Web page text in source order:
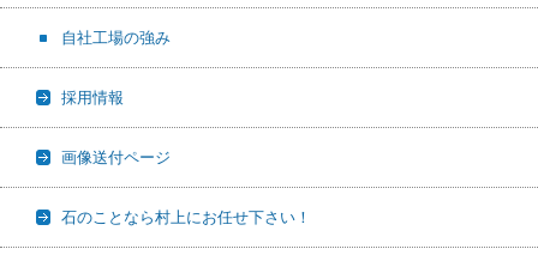
自社工場の強み
採用情報
画像送付ページ
石のことなら村上にお任せ下さい！